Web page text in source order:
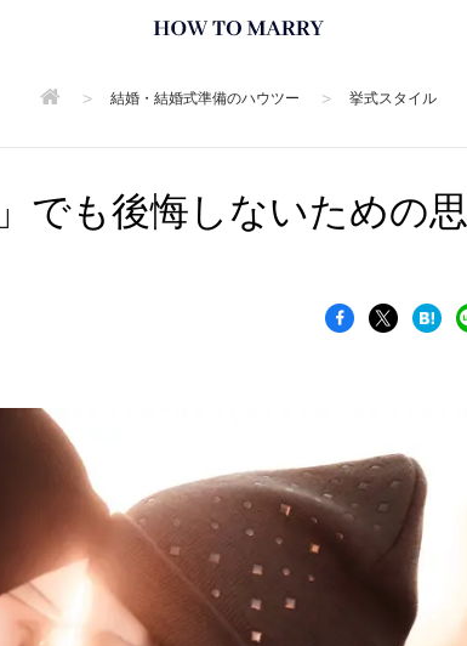
> 結婚・結婚式準備のハウツー > 挙式スタイル
でも後悔しないための思